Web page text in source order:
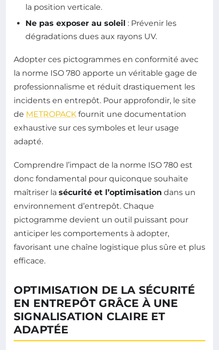
la position verticale.
Ne pas exposer au soleil : Prévenir les
dégradations dues aux rayons UV.
Adopter ces pictogrammes en conformité avec
la norme ISO 780 apporte un véritable gage de
professionnalisme et réduit drastiquement les
incidents en entrepôt. Pour approfondir, le site
de METROPACK fournit une documentation
exhaustive sur ces symboles et leur usage
adapté.
Comprendre l’impact de la norme ISO 780 est
donc fondamental pour quiconque souhaite
maîtriser la sécurité et l’optimisation dans un
environnement d’entrepôt. Chaque
pictogramme devient un outil puissant pour
anticiper les comportements à adopter,
favorisant une chaîne logistique plus sûre et plus
efficace.
OPTIMISATION DE LA SÉCURITÉ
EN ENTREPÔT GRÂCE À UNE
SIGNALISATION CLAIRE ET
ADAPTÉE